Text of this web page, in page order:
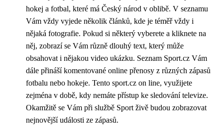
hokej a fotbal, které má Český národ v oblibě. V seznamu
Vám vždy vyjede několik článků, kde je téměř vždy i
nějaká fotografie. Pokud si některý vyberete a kliknete na
něj, zobrazí se Vám různě dlouhý text, který může
obsahovat i nějakou video ukázku. Seznam Sport.cz Vám
dále přináší komentované online přenosy z různých zápasů
fotbalu nebo hokeje. Tento sport.cz on line, využijete
zejména v době, kdy nemáte přístup ke sledování televize.
Okamžitě se Vám při službě Sport živě budou zobrazovat
nejnovější události ze zápasů.